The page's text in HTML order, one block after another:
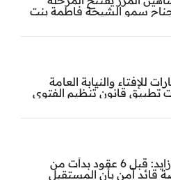
سمو الشيخة فاطمة بنت
للإفتاء والنيابة العامة
تطبيق قانون تنظيم الفتوى
منصور بن زايد: قبل 6 عقود بدأت من
قائد آمن بأن المستقبل